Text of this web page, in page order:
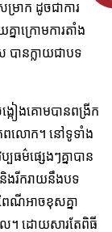
រាក ដូចជាការ
នាក្រោមការតាំង
បានក្លាយជាបទ
ង្កៀងគោមបានពង្រីក
ពលោក។ នៅទូទាំង
ធម៌ផ្សេងៗគ្នាបាន
និងរីករាយនឹងបទ
ណីអាចខុសគ្នា
។ ដោយសារតែពិធី